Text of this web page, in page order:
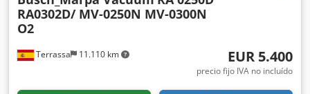
Terrassa 11.110 km
RA0302D/ MV-0250N MV-0300N
O2
EUR 5.400
precio fijo IVA no incluído